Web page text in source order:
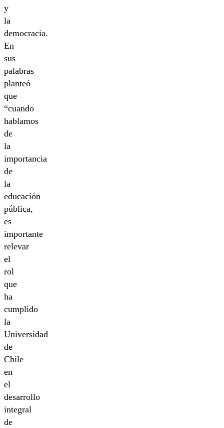
y
la
democracia.
En
sus
palabras
planteó
que
“cuando
hablamos
de
la
importancia
de
la
educación
pública,
es
importante
relevar
el
rol
que
ha
cumplido
la
Universidad
de
Chile
en
el
desarrollo
integral
de